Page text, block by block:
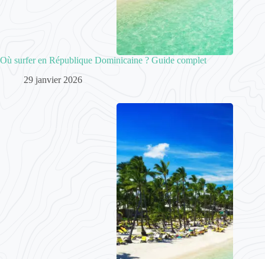
Où surfer en République Dominicaine ? Guide complet
29 janvier 2026